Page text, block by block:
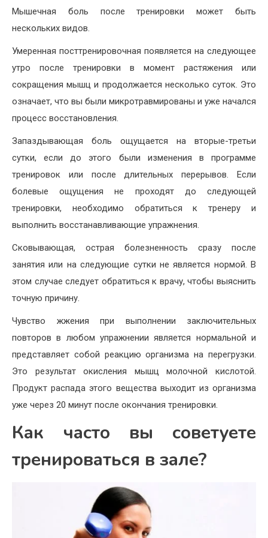
Мышечная боль после тренировки может быть
нескольких видов.
Умеренная посттренировочная появляется на следующее
утро после тренировки в момент растяжения или
сокращения мышц и продолжается несколько суток. Это
означает, что вы были микротравмированы и уже начался
процесс восстановления.
Запаздывающая боль ощущается на вторые-третьи
сутки, если до этого были изменения в программе
тренировок или после длительных перерывов. Если
болевые ощущения не проходят до следующей
тренировки, необходимо обратиться к тренеру и
выполнить восстанавливающие упражнения.
Сковывающая, острая болезненность сразу после
занятия или на следующие сутки не является нормой. В
этом случае следует обратиться к врачу, чтобы выяснить
точную причину.
Чувство жжения при выполнении заключительных
повторов в любом упражнении является нормальной и
представляет собой реакцию организма на перегрузки.
Это результат окисления мышц молочной кислотой.
Продукт распада этого вещества выходит из организма
уже через 20 минут после окончания тренировки.
Как часто вы советуете
тренироваться в зале?